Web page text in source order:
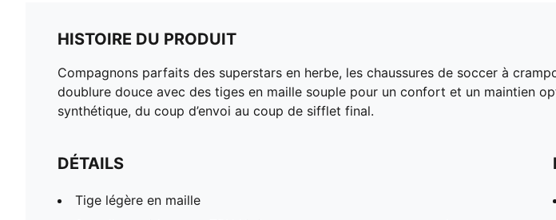
HISTOIRE DU PRODUIT
Compagnons parfaits des superstars en herbe, les chaussures de soccer à
doublure douce avec des tiges en maille souple pour un confort et un maintien
synthétique, du coup d’envoi au coup de sifflet final.
DÉTAILS
Tige légère en maille